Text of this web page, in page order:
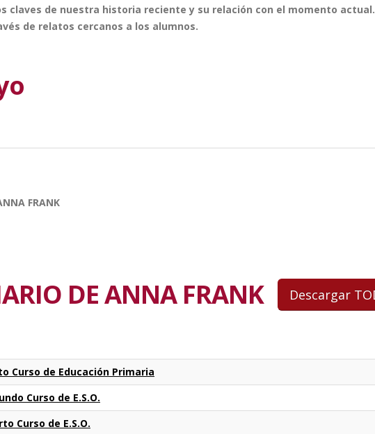
claves de nuestra historia reciente y su relación con el momento actual.
de relatos cercanos a los alumnos.
FRANK
DE ANNA FRANK
Curso de Educación Primaria
Curso de E.S.O.
Curso de E.S.O.